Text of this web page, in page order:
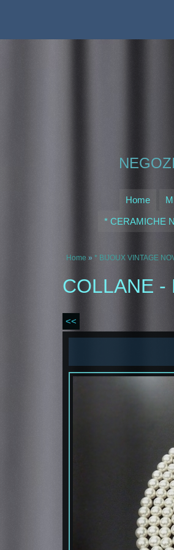
Home
* CERAMICHE
Home » * BIJOUX VINTAGE
COLLANE -
<<